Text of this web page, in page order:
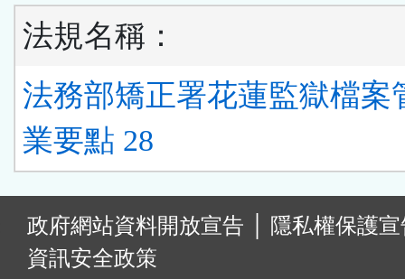
法規名稱：
法務部矯正署花蓮監獄檔案
業要點 28
政府網站資料開放宣告
隱私權保護
資訊安全政策